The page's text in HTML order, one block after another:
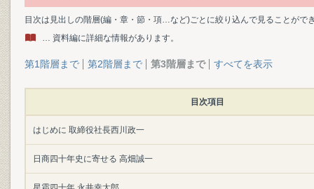
目次は見出しの階層(編・章・節・項…など)ごとに絞り込んで見ることがで
… 資料編に詳細な情報があります。
第1階層まで 第2階層まで 第3階層まで すべてを表示
目次項目
はじめに 取締役社長西川政一
日商四十年史に寄せる 高畑誠一